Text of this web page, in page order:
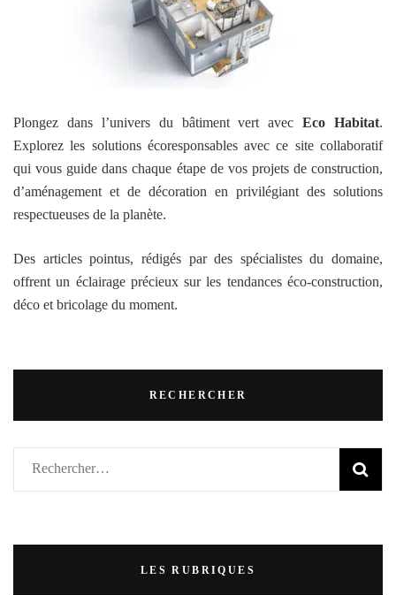
Plongez dans l’univers du bâtiment vert avecEco Habitat.
Explorez les solutions écoresponsables avec ce site collaboratif
qui vous guide dans chaque étape de vos projets de construction,
d’aménagement et de décoration en privilégiant des solutions
respectueuses de la planète.
Des articles pointus, rédigés par des spécialistes du domaine,
offrent un éclairage précieux sur les tendances éco-construction,
déco et bricolage du moment.
RECHERCHER
Rechercher :
LES RUBRIQUES